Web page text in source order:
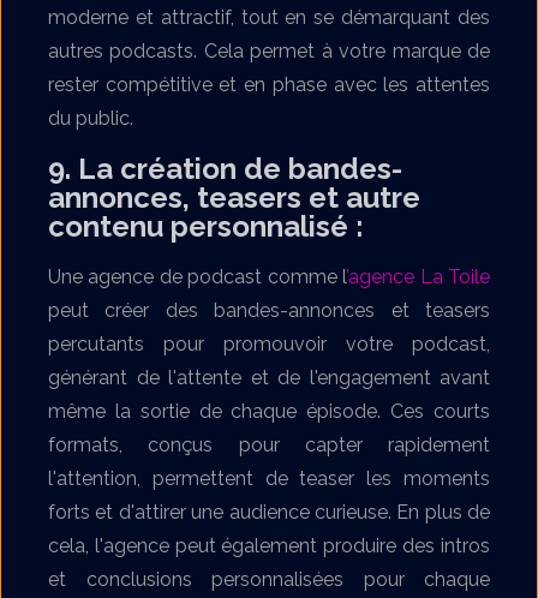
moderne et attractif, tout en se démarquant des
autres podcasts. Cela permet à votre marque de
rester compétitive et en phase avec les attentes
du public.
9. La création de bandes-
annonces, teasers et autre
contenu personnalisé :
Une agence de podcast comme l’agence La Toile
peut créer des bandes-annonces et teasers
percutants pour promouvoir votre podcast,
générant de l'attente et de l'engagement avant
même la sortie de chaque épisode. Ces courts
formats, conçus pour capter rapidement
l'attention, permettent de teaser les moments
forts et d'attirer une audience curieuse. En plus de
cela, l'agence peut également produire des intros
et conclusions personnalisées pour chaque